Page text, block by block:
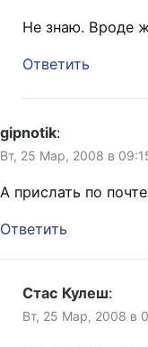
Не знаю. Вроде
Ответить
gipnotik:
Вт, 25 Мар, 2008 в
А прислать по
Ответить
Стас Кулеш:
Вт, 25 Мар, 2008 в